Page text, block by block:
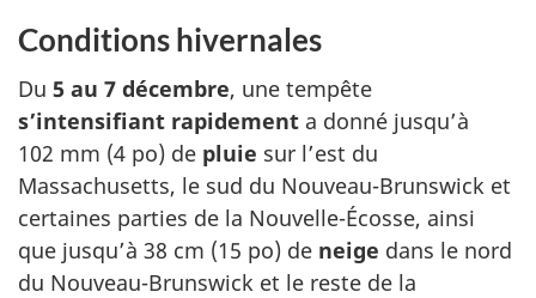
Conditions hivernales
Du 5 au 7 décembre, une tempête
s’intensifiant rapidement a donné jusqu’à
102 mm (4 po) de pluie sur l’est du
Massachusetts, le sud du Nouveau-Brunswick et
certaines parties de la Nouvelle-Écosse, ainsi
que jusqu’à 38 cm (15 po) de neige dans le nord
du Nouveau-Brunswick et le reste de la